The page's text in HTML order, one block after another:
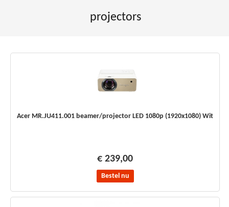
projectors
Acer MR.JU411.001 beamer/projector LED 1080p (1920x1080) Wit
€ 239,00
Bestel nu